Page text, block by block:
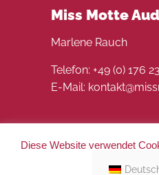
Miss Motte
Marlene Rauch
Telefon: +49 (0) 176
E-Mail:
Diese Website verwendet